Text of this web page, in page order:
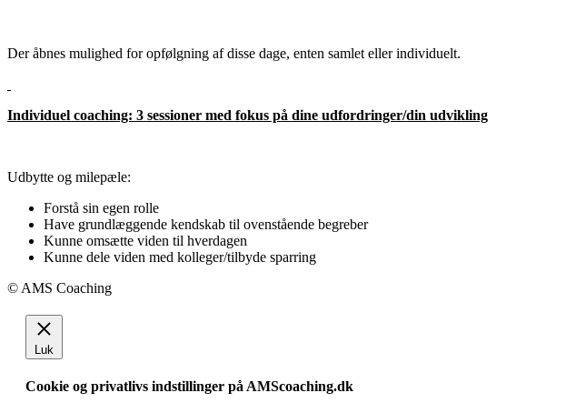
Der åbnes mulighed for opfølgning af disse dage, enten samlet eller individuelt.
Individuel coaching: 3 sessioner med fokus på dine udfordringer/din udvikling
Udbytte og milepæle:
Forstå sin egen rolle
Have grundlæggende kendskab til ovenstående begreber
Kunne omsætte viden til hverdagen
Kunne dele viden med kolleger/tilbyde sparring
© AMS Coaching
Luk
Cookie og privatlivs indstillinger på AMScoaching.dk